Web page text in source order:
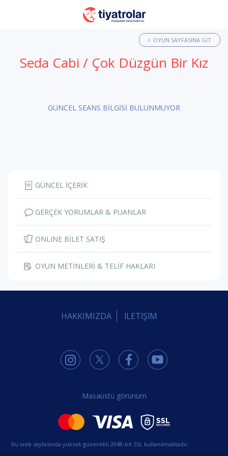
OYUN SAYFASINA GIT
Seda Cabi / Çok Düzgün Bir Kız
GÜNCEL SEANS BİLGİSİ BULUNMUYOR
GÜNCEL İÇERİK
GERÇEK YORUMLAR & PUANLAR
ONLINE BİLET SATIŞ
OYUN METİNLERİ & TELİF HAKLARI
HAKKIMIZDA İLETİŞİM
Masaüstü görünüm
Bu web sayfasında yüksek güvenlikli 2048-bit SSL kullanılmaktadır.